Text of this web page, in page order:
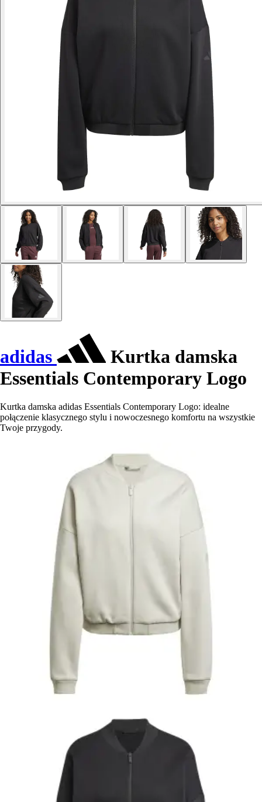
adidas
Kurtka damska
Essentials Contemporary Logo
Kurtka damska adidas Essentials Contemporary Logo: idealne
połączenie klasycznego stylu i nowoczesnego komfortu na wszystkie
Twoje przygody.